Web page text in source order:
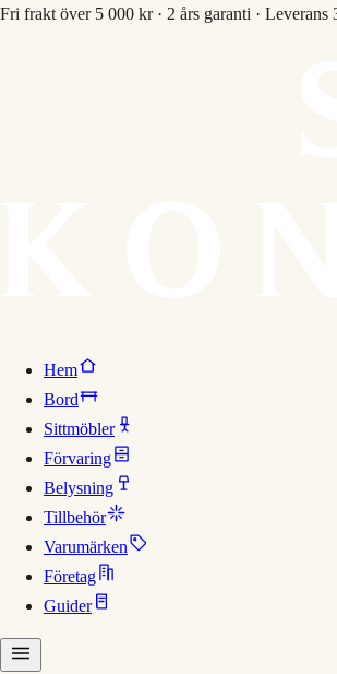
Fri frakt över 5 000 kr · 2 års garanti · Leverans
Hem
Bord
Sittmöbler
Förvaring
Belysning
Tillbehör
Varumärken
Företag
Guider